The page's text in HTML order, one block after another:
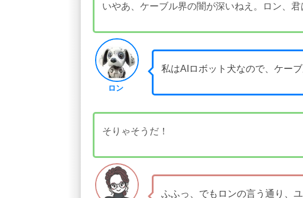
いやあ、ケーブル界の闇が深いねえ。ロン、
ロン
私はAIロボット犬なので、ケーブ
そりゃそうだ！
ふふっ、でもロンの言う通り、